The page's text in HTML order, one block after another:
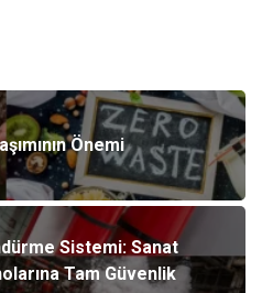
Önemi
Sistemi: Sanat
Tam Güvenlik